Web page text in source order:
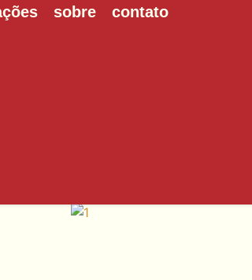
sobre contato